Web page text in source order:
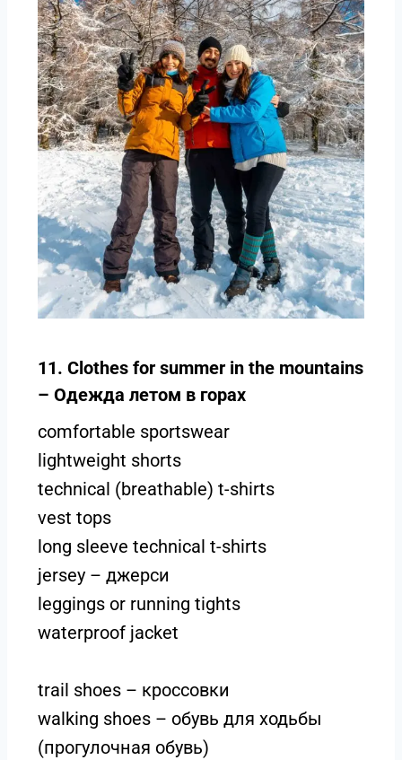
11. Clothes for summer in the mountains
– Одежда летом в горах
comfortable sportswear
lightweight shorts
technical (breathable) t-shirts
vest tops
long sleeve technical t-shirts
jersey – джерси
leggings or running tights
waterproof jacket
trail shoes – кроссовки
walking shoes – обувь для ходьбы
(прогулочная обувь)